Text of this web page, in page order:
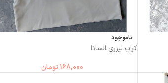
ناموجود
کراپ لیزری السانا
168,000 تومان